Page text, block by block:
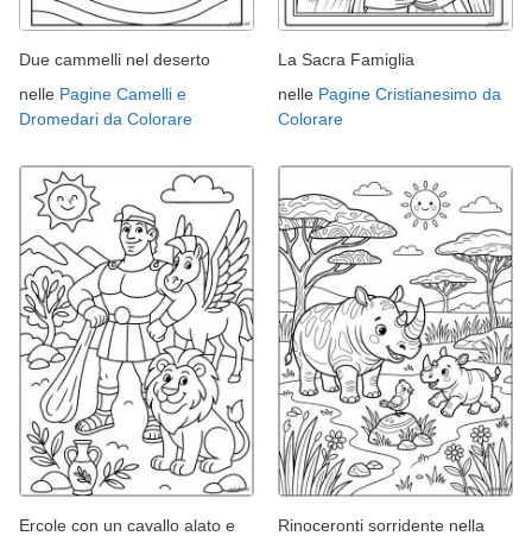
Due cammelli nel deserto
nelle Pagine Camelli e
Dromedari da Colorare
La Sacra Famiglia
nelle Pagine Cristianesimo da
Colorare
Ercole con un cavallo alato e
Rinoceronti sorridente nella